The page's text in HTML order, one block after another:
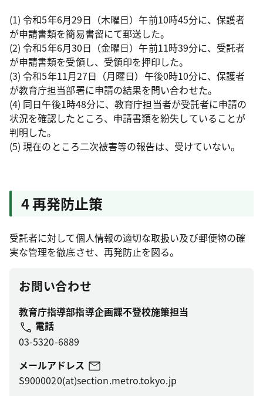
(1) 令和5年6月29日（木曜日）午前10時45分に、保護者
が申請書類を簡易書留にて郵送した。
(2) 令和5年6月30日（金曜日）午前11時39分に、受託者
が申請書類を受領し、受領印を押印した。
(3) 令和5年11月27日（月曜日）午後0時10分に、保護者
が教育庁担当部署に申請の結果を問い合わせた。
(4) 同日午後1時48分に、教育庁担当者が受託者に申請の
状況を確認したところ、申請書類を紛失していることが
判明した。
(5) 現在のところ二次被害等の報告は、受けていない。
4 再発防止策
受託者に対して個人情報の適切な取扱い及び郵便物の確
実な管理を徹底させ、再発防止を図る。
お問い合わせ
教育庁指導部指導企画課不登校施策担当
電話
03-5320-6889
メールアドレス
S9000020(at)section.metro.tokyo.jp